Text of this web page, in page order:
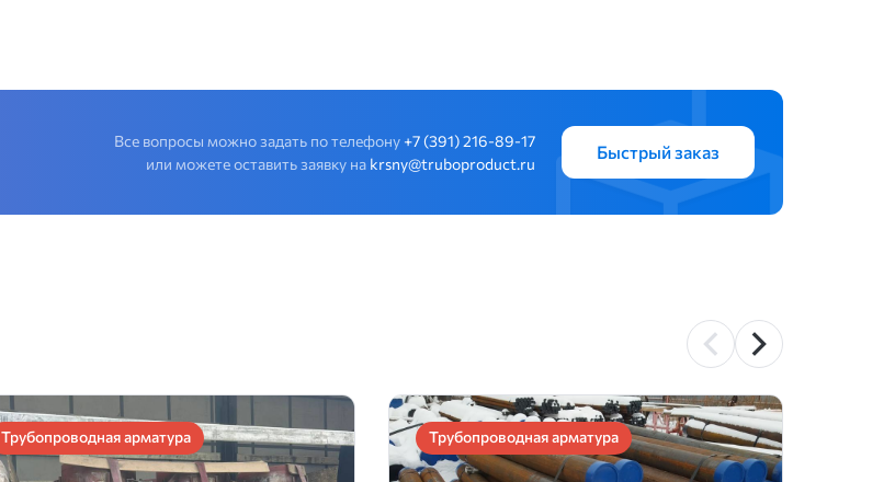
Все вопросы можно задать по телефону +7 (391) 216-89-17
или можете оставить заявку на krsny@truboproduct.ru
Быстрый заказ
Трубопроводная арматура Трубопроводная арматура